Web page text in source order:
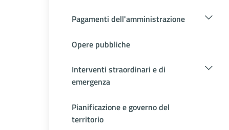
Pagamenti dell'amministrazione
Opere pubbliche
Interventi straordinari e di
emergenza
Pianificazione e governo del
territorio